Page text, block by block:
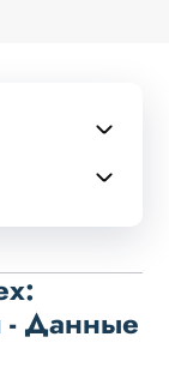
- Данные